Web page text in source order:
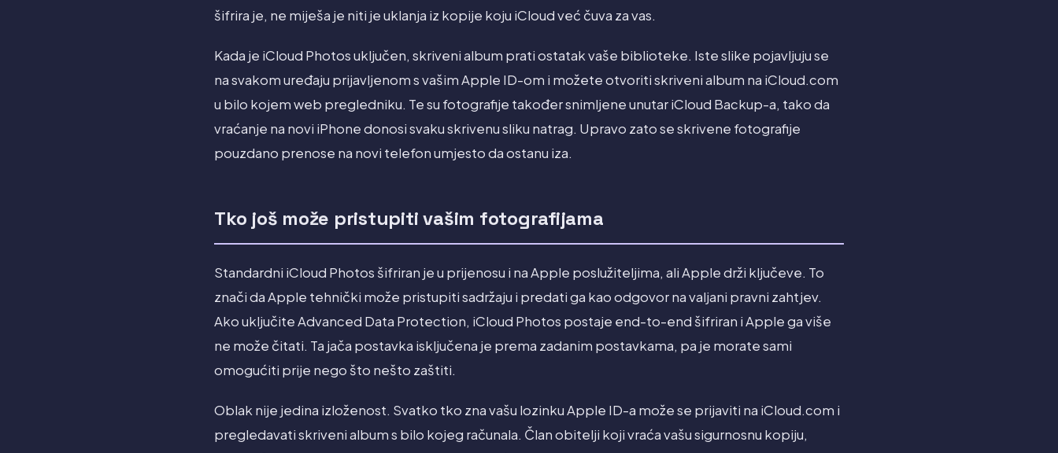
šifrira je, ne miješa je niti je uklanja iz kopije koju iCloud već čuva za vas.
Kada je iCloud Photos uključen, skriveni album prati ostatak vaše biblioteke. Iste slike pojavljuju se
na svakom uređaju prijavljenom s vašim Apple ID-om i možete otvoriti skriveni album na iCloud.com
u bilo kojem web pregledniku. Te su fotografije također snimljene unutar iCloud Backup-a, tako da
vraćanje na novi iPhone donosi svaku skrivenu sliku natrag. Upravo zato se skrivene fotografije
pouzdano prenose na novi telefon umjesto da ostanu iza.
Tko još može pristupiti vašim fotografijama
Standardni iCloud Photos šifriran je u prijenosu i na Apple poslužiteljima, ali Apple drži ključeve. To
znači da Apple tehnički može pristupiti sadržaju i predati ga kao odgovor na valjani pravni zahtjev.
Ako uključite Advanced Data Protection, iCloud Photos postaje end-to-end šifriran i Apple ga više
ne može čitati. Ta jača postavka isključena je prema zadanim postavkama, pa je morate sami
omogućiti prije nego što nešto zaštiti.
Oblak nije jedina izloženost. Svatko tko zna vašu lozinku Apple ID-a može se prijaviti na iCloud.com i
pregledavati skriveni album s bilo kojeg računala. Član obitelji koji vraća vašu sigurnosnu kopiju,